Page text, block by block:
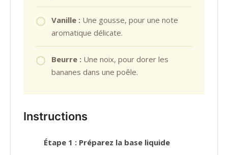
Vanille : Une gousse, pour une note
aromatique délicate.
Beurre : Une noix, pour dorer les
bananes dans une poêle.
Instructions
Étape 1 : Préparez la base liquide